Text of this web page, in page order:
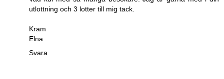
utlottning och 3 lotter till mig tack.
Kram
Elna
Svara